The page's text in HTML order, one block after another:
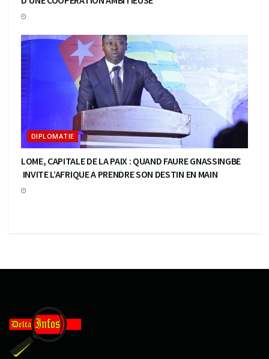
DIPLOMATIE
LOME, CAPITALE DE LA PAIX : QUAND FAURE GNASSINGBE
INVITE L’AFRIQUE A PRENDRE SON DESTIN EN MAIN